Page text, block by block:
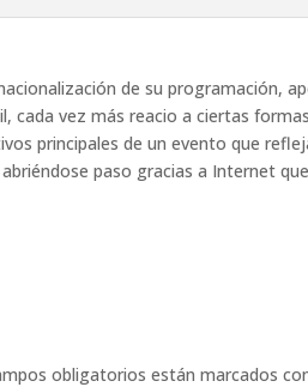
de su programación,
cada vez más reacio a ciertas
principales de un evento que
paso gracias a Internet
obligatorios están marcados